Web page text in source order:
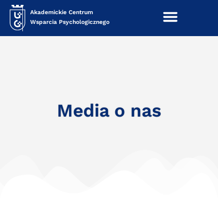
Akademickie Centrum
Wsparcia Psychologicznego
Media o nas